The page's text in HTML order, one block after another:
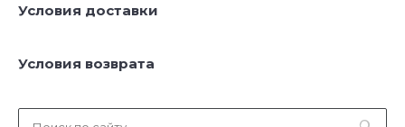
Условия доставки
Условия возврата